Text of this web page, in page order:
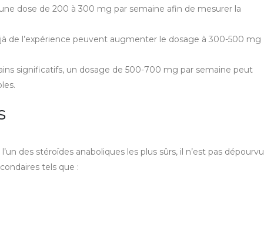
dose de 200 à 300 mg par semaine afin de mesurer la
de l’expérience peuvent augmenter le dosage à 300-500 mg
significatifs, un dosage de 500-700 mg par semaine peut
des stéroïdes anaboliques les plus sûrs, il n’est pas dépourvu
tels que :